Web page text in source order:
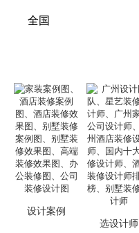
全国
设计案例
选设计师